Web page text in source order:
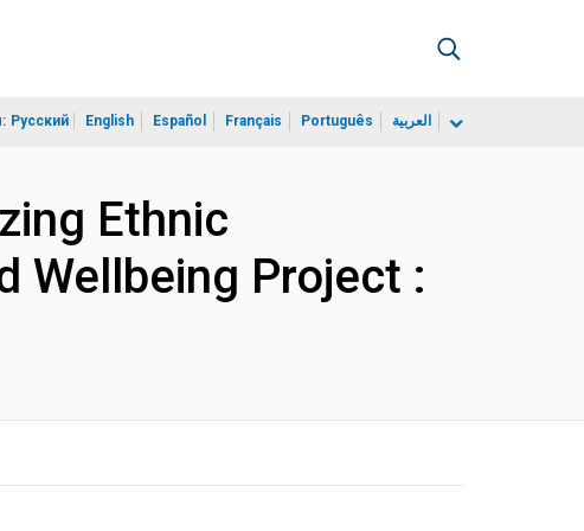
Русский English Español Français Português العربية
Ethnic
Wellbeing Project :